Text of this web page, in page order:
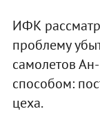
ИФК
проблему
самолетов
способом:
цеха.